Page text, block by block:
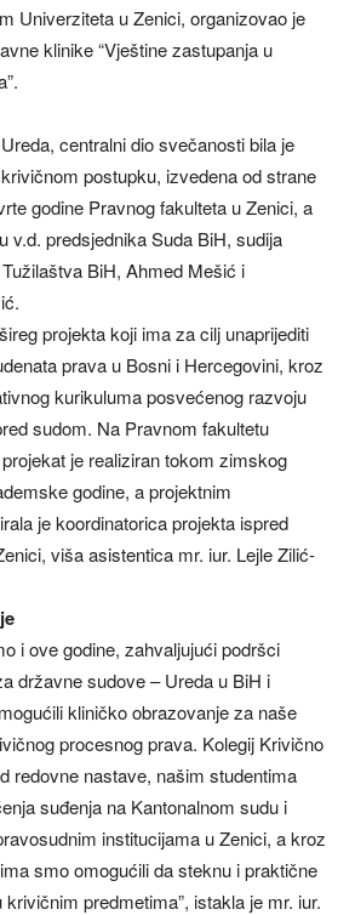
Univerziteta u Zenici, organizovao je
klinike “Vještine zastupanja u
centralni dio svečanosti bila je
postupku, izvedena od strane
godine Pravnog fakulteta u Zenici, a
v.d. predsjednika Suda BiH, sudija
BiH, Ahmed Mešić i
projekta koji ima za cilj unaprijediti
prava u Bosni i Hercegovini, kroz
kurikuluma posvećenog razvoju
sudom. Na Pravnom fakultetu
je realiziran tokom zimskog
godine, a projektnim
je koordinatorica projekta ispred
viša asistentica mr. iur. Lejle Zilić-
i ove godine, zahvaljujući podršci
državne sudove – Ureda u BiH i
kliničko obrazovanje za naše
procesnog prava. Kolegij Krivično
redovne nastave, našim studentima
suđenja na Kantonalnom sudu i
institucijama u Zenici, a kroz
smo omogućili da steknu i praktične
predmetima”, istakla je mr. iur.